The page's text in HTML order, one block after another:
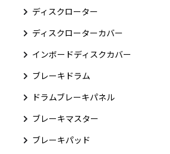
ディスクローター
ディスクローターカバー
インボードディスクカバー
ブレーキドラム
ドラムブレーキパネル
ブレーキマスター
ブレーキパッド